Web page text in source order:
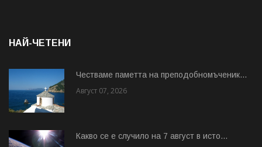
НАЙ-ЧЕТЕНИ
Честваме паметта на преподобномъченик...
Август 07, 2026
Какво се е случило на 7 август в исто...